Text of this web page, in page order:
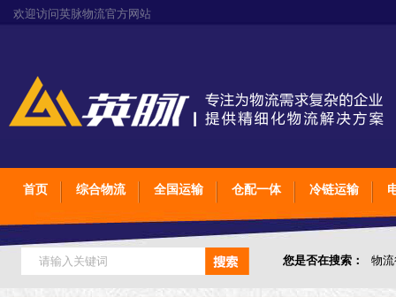
欢迎访问英脉物流官方网站
首页 综合物流 全国运输 仓配一体 冷链运输
您是否在搜索： 物
服装行业物流解决方